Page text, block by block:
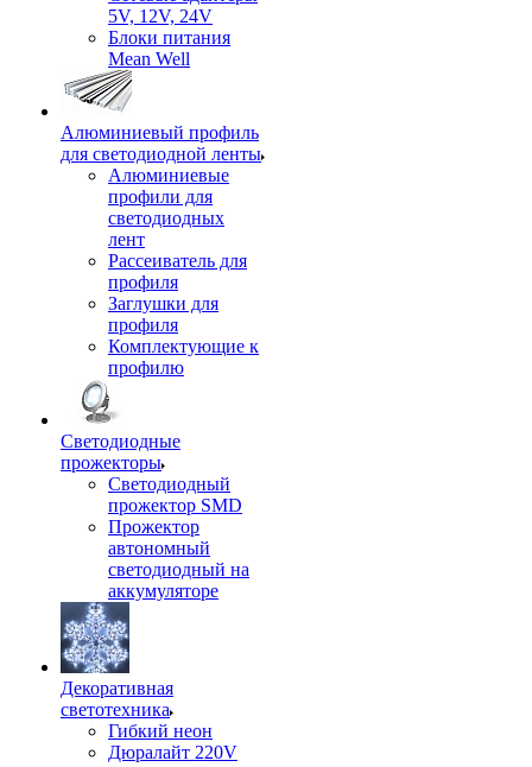
5V, 12V, 24V
Блоки питания
Mean Well
Алюминиевый профиль
для светодиодной ленты
Алюминиевые
профили для
светодиодных
лент
Рассеиватель для
профиля
Заглушки для
профиля
Комплектующие к
профилю
Светодиодные
прожекторы
Светодиодный
прожектор SMD
Прожектор
автономный
светодиодный на
аккумуляторе
Декоративная
светотехника
Гибкий неон
Дюралайт 220V